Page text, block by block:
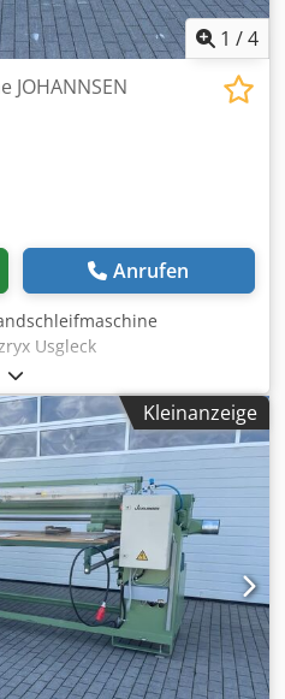
1 /4
Anrufen
Usgleck
Kleinanzeige